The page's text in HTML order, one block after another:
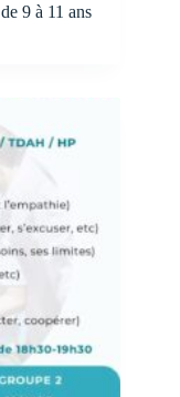
9 à 11 ans